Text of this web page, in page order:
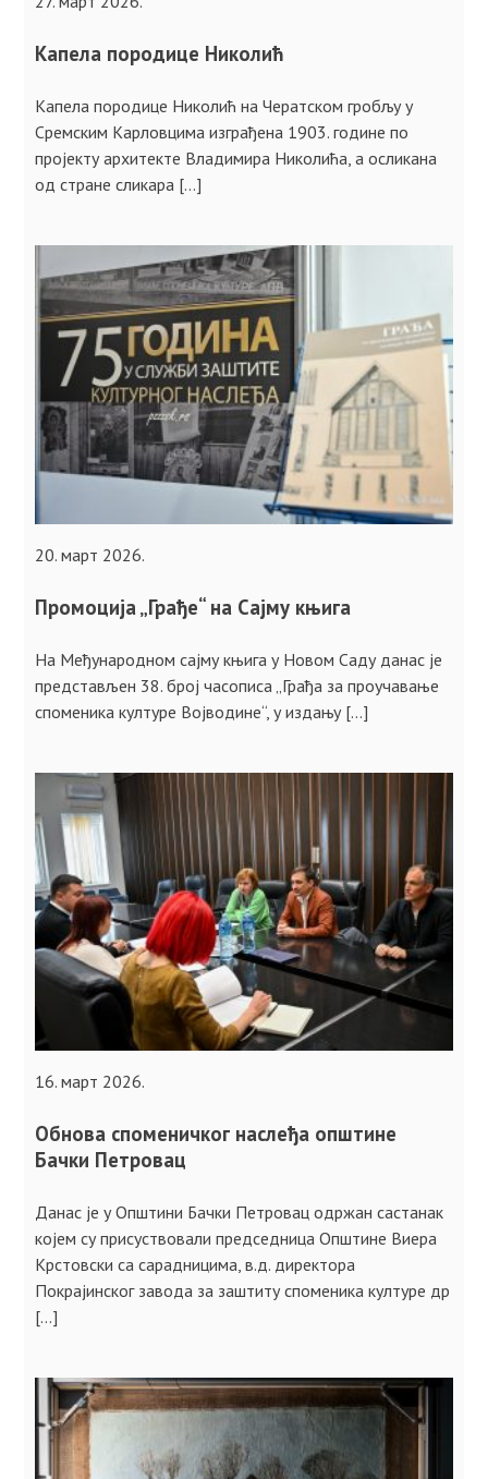
Капела породице Николић
Капела породице Николић на Чератском гробљу у
Сремским Карловцима изграђена 1903. године по
пројекту архитекте Владимира Николића, а осликана
од стране сликара […]
20. март 2026.
Промоција „Грађе“ на Сајму књига
На Међународном сајму књига у Новом Саду данас је
представљен 38. број часописа „Грађа за проучавање
споменика културе Војводине“, у издању […]
16. март 2026.
Обнова споменичког наслеђа општине
Бачки Петровац
Данас је у Општини Бачки Петровац одржан састанак
којем су присуствовали председница Општине Виера
Крстовски са сарадницима, в.д. директора
Покрајинског завода за заштиту споменика културе др
[…]